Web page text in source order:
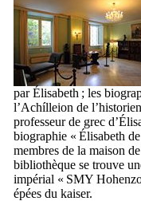
par Élisabeth ; les
l’Achílleion de l’historien
professeur de grec
biographie « Élisabeth
membres de la maison de
bibliothèque se trouve
impérial « SMY
épées du kaiser.